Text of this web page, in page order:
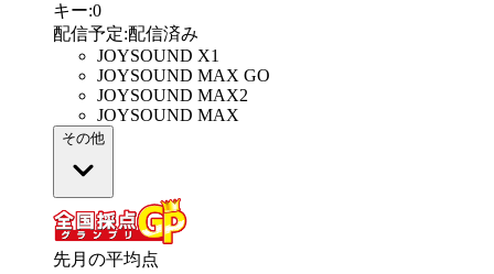
キー:0
配信予定:配信済み
JOYSOUND X1
JOYSOUND MAX GO
JOYSOUND MAX2
JOYSOUND MAX
その他
先月の平均点